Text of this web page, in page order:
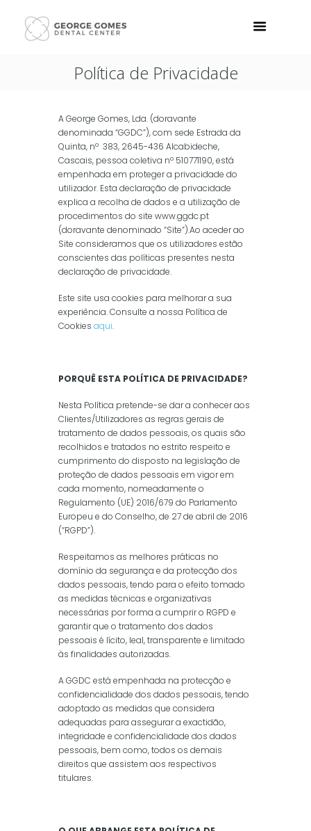
Política de Privacidade
A George Gomes, Lda. (doravante
denominada “GGDC”), com sede Estrada da
Quinta, nº 383, 2645-436 Alcabideche,
Cascais, pessoa coletiva nº 510771190, está
empenhada em proteger a privacidade do
utilizador. Esta declaração de privacidade
explica a recolha de dados e a utilização de
procedimentos do site www.ggdc.pt
(doravante denominado “Site”).Ao aceder ao
Site consideramos que os utilizadores estão
conscientes das políticas presentes nesta
declaração de privacidade.
Este site usa cookies para melhorar a sua
experiência. Consulte a nossa Política de
Cookies aqui.
PORQUÊ ESTA POLÍTICA DE PRIVACIDADE?
Nesta Política pretende-se dar a conhecer aos
Clientes/Utilizadores as regras gerais de
tratamento de dados pessoais, os quais são
recolhidos e tratados no estrito respeito e
cumprimento do disposto na legislação de
proteção de dados pessoais em vigor em
cada momento, nomeadamente o
Regulamento (UE) 2016/679 do Parlamento
Europeu e do Conselho, de 27 de abril de 2016
(“RGPD”).
Respeitamos as melhores práticas no
domínio da segurança e da protecção dos
dados pessoais, tendo para o efeito tomado
as medidas técnicas e organizativas
necessárias por forma a cumprir o RGPD e
garantir que o tratamento dos dados
pessoais é lícito, leal, transparente e limitado
às finalidades autorizadas.
A GGDC está empenhada na protecção e
confidencialidade dos dados pessoais, tendo
adoptado as medidas que considera
adequadas para assegurar a exactidão,
integridade e confidencialidade dos dados
pessoais, bem como, todos os demais
direitos que assistem aos respectivos
titulares.